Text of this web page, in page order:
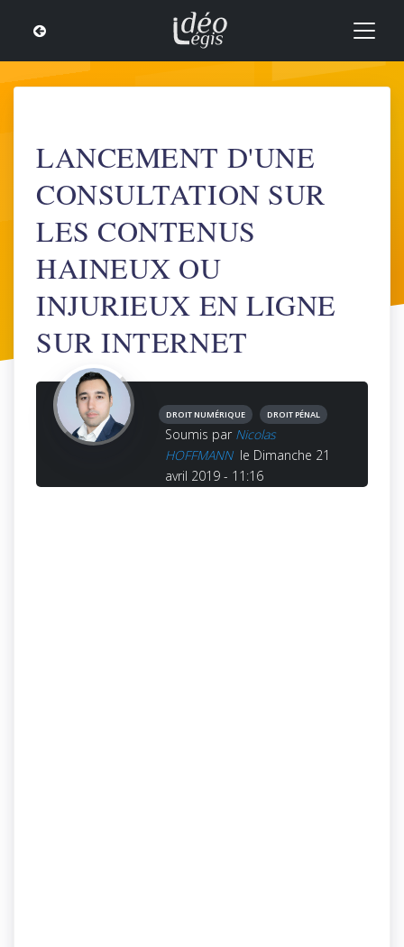
LANCEMENT D'UNE
CONSULTATION SUR
LES CONTENUS
HAINEUX OU
INJURIEUX EN LIGNE
SUR INTERNET
DROIT NUMÉRIQUE DROIT PÉNAL
Soumis par Nicolas
HOFFMANN le Dimanche 21
avril 2019 - 11:16